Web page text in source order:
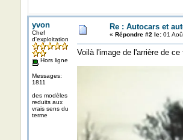
yvon
Chef
d'exploitation
Hors ligne
Messages:
1811
des modèles
reduits aux
vrais sens du
terme
Re : Autocars et
« Répondre #2 le:01
Voilà l'image de l'arrière de